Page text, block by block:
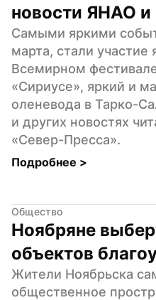
новости ЯНАО и
Самыми яркими
марта, стали участие
Всемирном
«Сириусе», яркий и
оленевода в Тарко-
и других новостях
«Север-Пресса».
Подробнее >
Общество
Ноябряне
объектов
Жители Ноябрьска
общественное